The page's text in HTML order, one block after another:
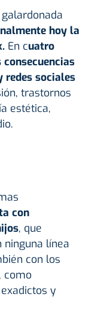
hoy la
En cuatro
redes sociales
trastornos
estética,
con
, que
línea
con los
como
y